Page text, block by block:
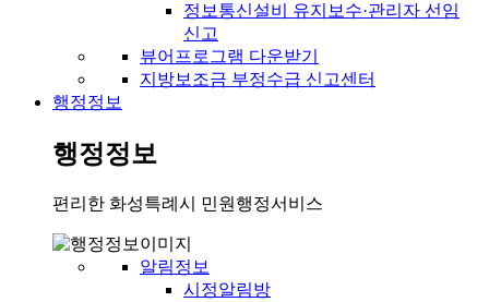
정보통신설비 유지보수·관리자 선임
신고
뷰어프로그램 다운받기
지방보조금 부정수급 신고센터
행정정보
행정정보
편리한 화성특례시 민원행정서비스
알림정보
시정알림방